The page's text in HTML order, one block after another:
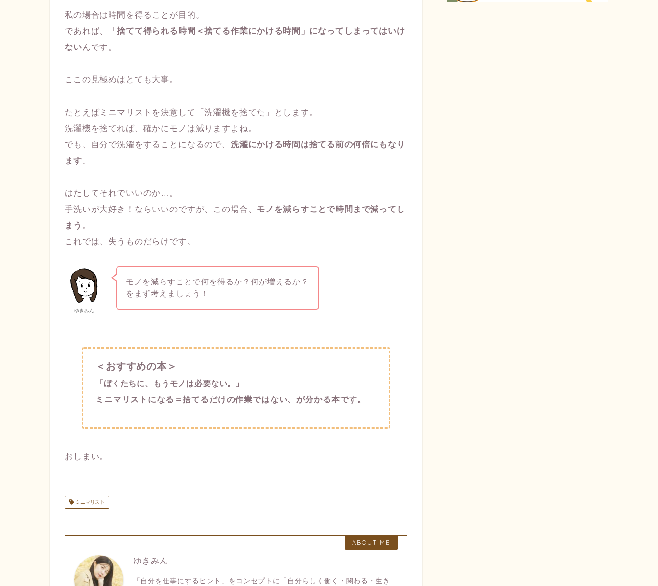
私の場合は時間を得ることが目的。
であれば、「捨てて得られる時間＜捨てる作業にかける時間」になってしまってはいけ
ないんです。
ここの見極めはとても大事。
たとえばミニマリストを決意して「洗濯機を捨てた」とします。
洗濯機を捨てれば、確かにモノは減りますよね。
でも、自分で洗濯をすることになるので、 洗濯にかける時間は捨てる前の何倍にもなり
ます。
はたしてそれでいいのか…。
手洗いが大好き！ならいいのですが、この場合、 モノを減らすことで時間まで減ってし
まう 。
これでは、失うものだらけです。
ゆきみん
モノを減らすことで何を得るか？何が増えるか？
をまず考えましょう！
＜おすすめの本＞
「ぼくたちに、もうモノは必要ない。」
ミニマリストになる＝捨てるだけの作業ではない、が分かる本です。
おしまい。
ミニマリスト
ABOUT ME
ゆきみん
「自分を仕事にするヒント」をコンセプトに「自分らしく働く・関わる・生き